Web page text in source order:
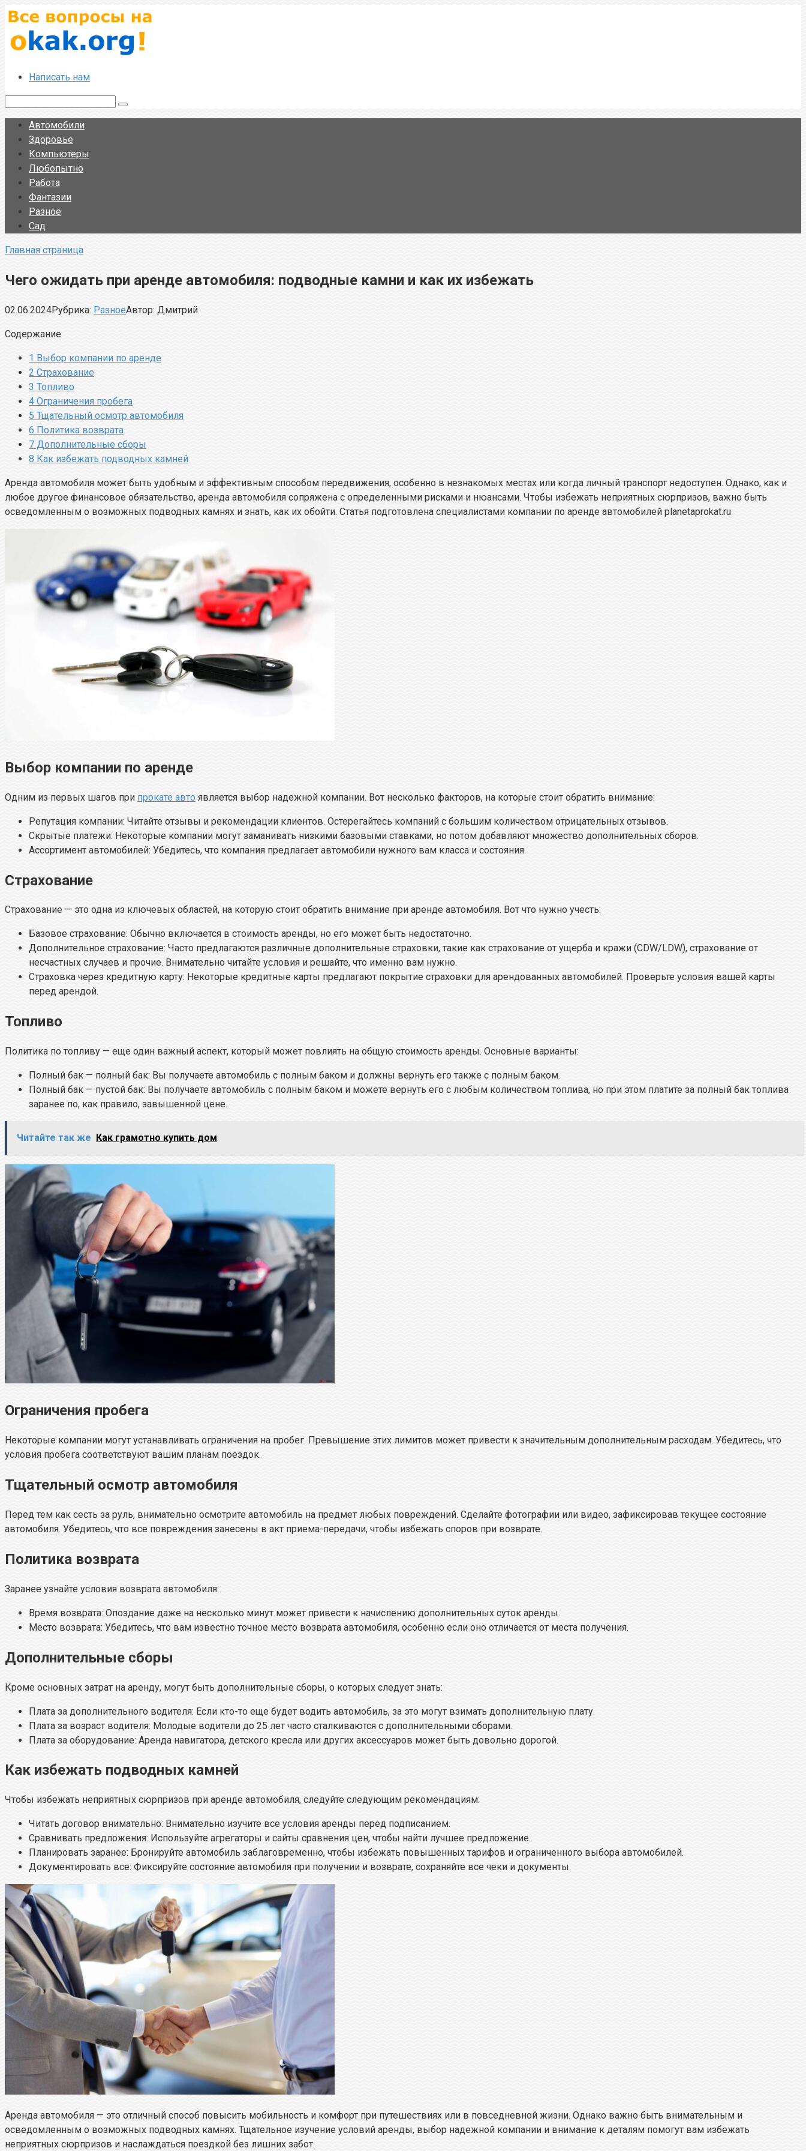
Перейти
к
контенту
Написать нам
Автомобили
Здоровье
Компьютеры
Любопытно
Работа
Фантазии
Разное
Сад
Главная страница
Чего ожидать при аренде автомобиля: подводные камни и как их избежать
02.06.2024Рубрика: РазноеАвтор: Дмитрий
Содержание
1 Выбор компании по аренде
2 Страхование
3 Топливо
4 Ограничения пробега
5 Тщательный осмотр автомобиля
6 Политика возврата
7 Дополнительные сборы
8 Как избежать подводных камней
Аренда автомобиля может быть удобным и эффективным способом передвижения, особенно в незнакомых местах или когда личный транспорт недоступен. Однако, как и
любое другое финансовое обязательство, аренда автомобиля сопряжена с определенными рисками и нюансами. Чтобы избежать неприятных сюрпризов, важно быть
осведомленным о возможных подводных камнях и знать, как их обойти. Статья подготовлена специалистами компании по аренде автомобилей planetaprokat.ru
Выбор компании по аренде
Одним из первых шагов при прокате авто является выбор надежной компании. Вот несколько факторов, на которые стоит обратить внимание:
Репутация компании: Читайте отзывы и рекомендации клиентов. Остерегайтесь компаний с большим количеством отрицательных отзывов.
Скрытые платежи: Некоторые компании могут заманивать низкими базовыми ставками, но потом добавляют множество дополнительных сборов.
Ассортимент автомобилей: Убедитесь, что компания предлагает автомобили нужного вам класса и состояния.
Страхование
Страхование — это одна из ключевых областей, на которую стоит обратить внимание при аренде автомобиля. Вот что нужно учесть:
Базовое страхование: Обычно включается в стоимость аренды, но его может быть недостаточно.
Дополнительное страхование: Часто предлагаются различные дополнительные страховки, такие как страхование от ущерба и кражи (CDW/LDW), страхование от
несчастных случаев и прочие. Внимательно читайте условия и решайте, что именно вам нужно.
Страховка через кредитную карту: Некоторые кредитные карты предлагают покрытие страховки для арендованных автомобилей. Проверьте условия вашей карты
перед арендой.
Топливо
Политика по топливу — еще один важный аспект, который может повлиять на общую стоимость аренды. Основные варианты:
Полный бак — полный бак: Вы получаете автомобиль с полным баком и должны вернуть его также с полным баком.
Полный бак — пустой бак: Вы получаете автомобиль с полным баком и можете вернуть его с любым количеством топлива, но при этом платите за полный бак топлива
заранее по, как правило, завышенной цене.
Читайте так же Как грамотно купить дом
Ограничения пробега
Некоторые компании могут устанавливать ограничения на пробег. Превышение этих лимитов может привести к значительным дополнительным расходам. Убедитесь, что
условия пробега соответствуют вашим планам поездок.
Тщательный осмотр автомобиля
Перед тем как сесть за руль, внимательно осмотрите автомобиль на предмет любых повреждений. Сделайте фотографии или видео, зафиксировав текущее состояние
автомобиля. Убедитесь, что все повреждения занесены в акт приема-передачи, чтобы избежать споров при возврате.
Политика возврата
Заранее узнайте условия возврата автомобиля:
Время возврата: Опоздание даже на несколько минут может привести к начислению дополнительных суток аренды.
Место возврата: Убедитесь, что вам известно точное место возврата автомобиля, особенно если оно отличается от места получения.
Дополнительные сборы
Кроме основных затрат на аренду, могут быть дополнительные сборы, о которых следует знать:
Плата за дополнительного водителя: Если кто-то еще будет водить автомобиль, за это могут взимать дополнительную плату.
Плата за возраст водителя: Молодые водители до 25 лет часто сталкиваются с дополнительными сборами.
Плата за оборудование: Аренда навигатора, детского кресла или других аксессуаров может быть довольно дорогой.
Как избежать подводных камней
Чтобы избежать неприятных сюрпризов при аренде автомобиля, следуйте следующим рекомендациям:
Читать договор внимательно: Внимательно изучите все условия аренды перед подписанием.
Сравнивать предложения: Используйте агрегаторы и сайты сравнения цен, чтобы найти лучшее предложение.
Планировать заранее: Бронируйте автомобиль заблаговременно, чтобы избежать повышенных тарифов и ограниченного выбора автомобилей.
Документировать все: Фиксируйте состояние автомобиля при получении и возврате, сохраняйте все чеки и документы.
Аренда автомобиля — это отличный способ повысить мобильность и комфорт при путешествиях или в повседневной жизни. Однако важно быть внимательным и
осведомленным о возможных подводных камнях. Тщательное изучение условий аренды, выбор надежной компании и внимание к деталям помогут вам избежать
неприятных сюрпризов и наслаждаться поездкой без лишних забот.